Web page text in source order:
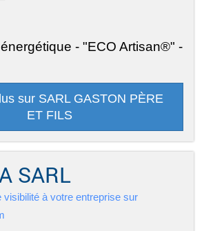
- "ECO Artisan®" -
sur SARL GASTON PÈRE
ET FILS
SARL
visibilité à votre entreprise sur